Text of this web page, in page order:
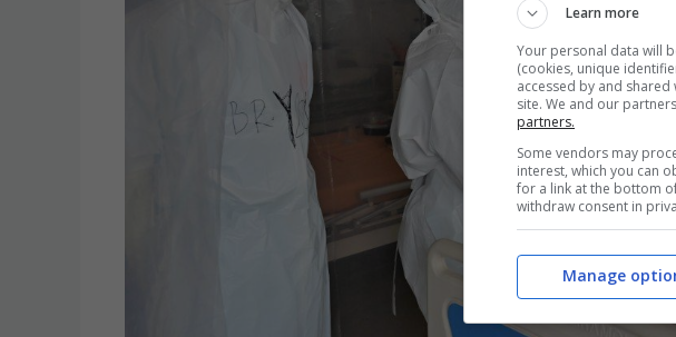
Learn more
Your personal data will
(cookies, unique
accessed by and
site. We and our
partners.
Some vendors may
interest, which you can
for a link at the bottom
withdraw consent in
Manage